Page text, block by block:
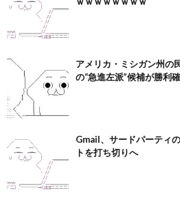
アメリカ・ミシガン州
の“急進左派”候補が勝利
Gmail、サードパーティ
トを打ち切りへ